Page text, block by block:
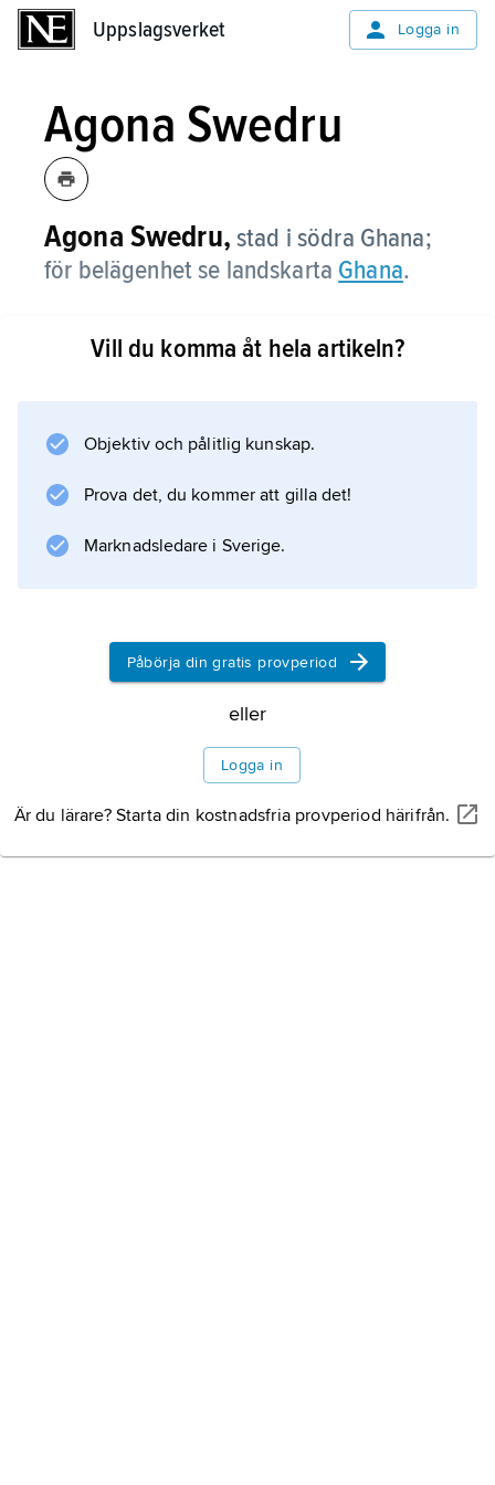
Uppslagsverket Logga in
Agona Swedru
Agona Swedru, stad i södra Ghana;
för belägenhet se landskarta Ghana.
Vill du komma åt hela artikeln?
Objektiv och pålitlig kunskap.
Prova det, du kommer att gilla det!
Marknadsledare i Sverige.
Påbörja din gratis provperiod
eller
Logga in
Är du lärare? Starta din kostnadsfria provperiod härifrån.